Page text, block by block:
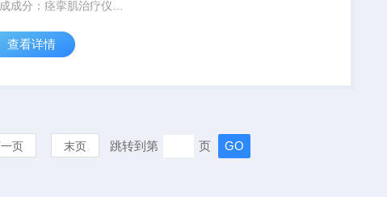
成分：痉挛肌治疗仪由
成。按配置不同分为两
式连接电极插头，一根
查看详情
页 末页 跳转到第 页